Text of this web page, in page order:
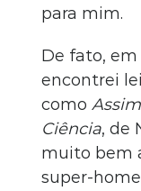
para mim.
De fato,
encontrei
como
Ciência, de
muito bem
super-